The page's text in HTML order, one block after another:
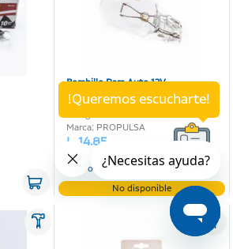
Bombillo Para Auto 12V
Transparente
Código: 08011039
Marca: PROPULSA
L. 14.85
Ver Producto
No disponible
!Queremos escucharte!